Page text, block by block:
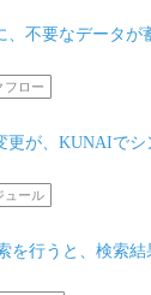
不要なデータが
フロー
が、KUNAIでシ
ュール
行うと、検索結